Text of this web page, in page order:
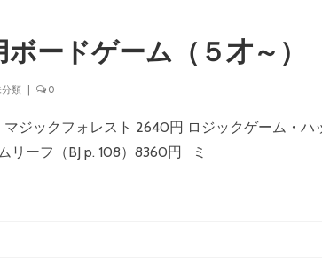
ボードゲーム（５才～）
類 0
マジックフォレスト 2640円 ロジックゲーム・
リーフ（BJ p. 108）8360円 ミ